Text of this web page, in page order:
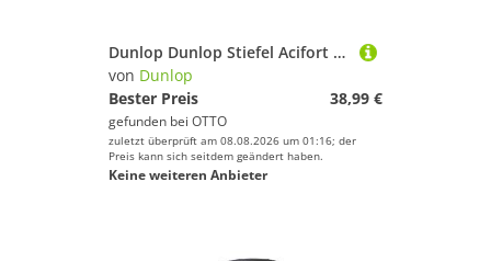
Dunlop Dunlop Stiefel Acifort EN 20347:2012.O4.FO Arbeitsschuh
von Dunlop
Bester Preis
38,99 €
gefunden bei OTTO
zuletzt überprüft am 08.08.2026 um 01:16; der
Preis kann sich seitdem geändert haben.
Keine weiteren Anbieter